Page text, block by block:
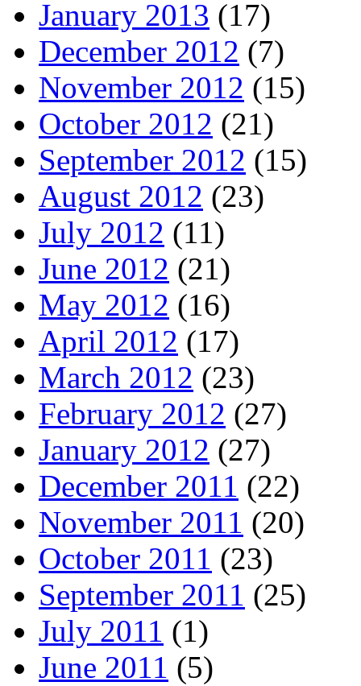
January 2013 (17)
December 2012 (7)
November 2012 (15)
October 2012 (21)
September 2012 (15)
August 2012 (23)
July 2012 (11)
June 2012 (21)
May 2012 (16)
April 2012 (17)
March 2012 (23)
February 2012 (27)
January 2012 (27)
December 2011 (22)
November 2011 (20)
October 2011 (23)
September 2011 (25)
July 2011 (1)
June 2011 (5)